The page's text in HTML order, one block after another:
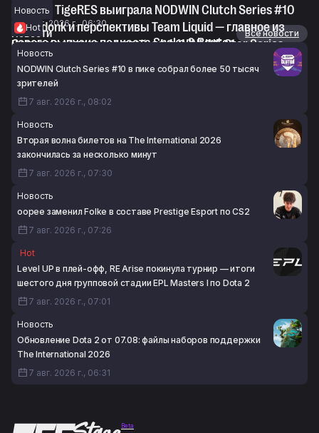
Nuclear TigeRES выиграла NODWIN Clutch Series #10
7 авг. 2026 г., 06:30
Новость
Спад donk и перспективы Team Liquid — главное из
нового выпуска подкаста Snake & Banter
6 авг. 2026 г., 21:02
Hot
Сетка и расписание плей-офф WINLINE Star Series
Season 3 по CS2
6 авг. 2026 г., 20:05
Новости
Все новости
Новость
NODWIN Clutch Series #10 в пике собрал более 50 тысяч
зрителей
7 авг. 2026 г., 08:02
Новость
Вторая волна билетов на The International 2026
закончилась за несколько минут
7 авг. 2026 г., 07:30
Новость
oopee заменил Folke в составе Prestige Esport по CS2
7 авг. 2026 г., 07:26
Hot
Level UP в плей-офф, RE Arise покинула турнир — итоги
шестого дня групповой стадии EPL Masters I по Dota 2
7 авг. 2026 г., 07:01
Новость
Обновление Dota 2 от 07.08: файлы наборов поддержки
The International 2026
7 авг. 2026 г., 06:31
Beta